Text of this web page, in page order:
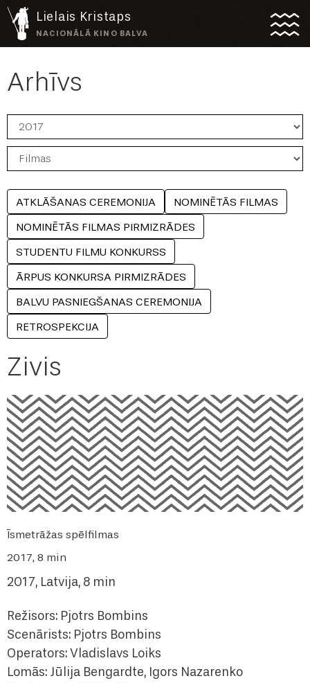
Lielais Kristaps
NACIONĀLĀ KINO BALVA
Arhīvs
ATKLĀŠANAS CEREMONIJA
NOMINĒTĀS FILMAS
NOMINĒTĀS FILMAS PIRMIZRĀDES
STUDENTU FILMU KONKURSS
ĀRPUS KONKURSA PIRMIZRĀDES
BALVU PASNIEGŠANAS CEREMONIJA
RETROSPEKCIJA
Zivis
Īsmetrāžas spēlfilmas
2017, 8 min
2017, Latvija, 8 min
Režisors: Pjotrs Bombins
Scenārists: Pjotrs Bombins
Operators: Vladislavs Loiks
Lomās: Jūlija Bengardte, Igors Nazarenko